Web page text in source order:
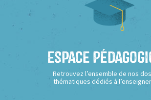
Espace
Retrouvez l’ensemble de nos
thématiques dédiés à